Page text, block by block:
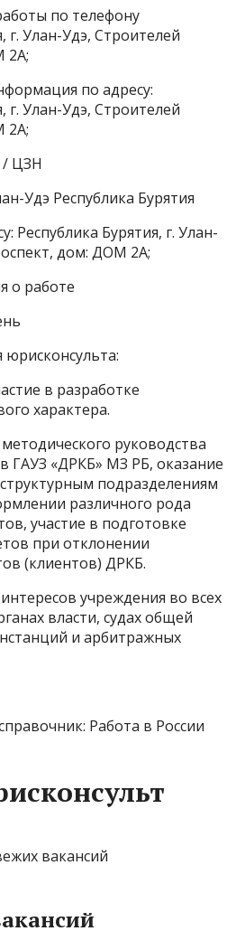
по телефону
г. Улан-Удэ, Строителей
2А;
по адресу:
г. Улан-Удэ, Строителей
2А;
/ ЦЗН
Удэ Республика Бурятия
Республика Бурятия, г. Улан-
дом: ДОМ 2А;
о работе
в разработке
характера.
руководства
ГАУЗ «ДРКБ» МЗ РБ, оказание
подразделениям
различного рода
участие в подготовке
при отклонении
(клиентов) ДРКБ.
учреждения во всех
власти, судах общей
и арбитражных
Работа в России
вакансий